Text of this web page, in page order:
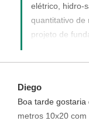
elétrico, hidro-
quantitativo de
projeto de
valores e
Diego
Boa tarde
metros 10x20